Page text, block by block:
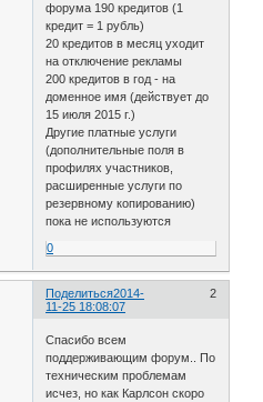
форума 190 кредитов (1
кредит = 1 рубль)
20 кредитов в месяц уходит
на отключение рекламы
200 кредитов в год - на
доменное имя (действует до
15 июля 2015 г.)
Другие платные услуги
(дополнительные поля в
профилях участников,
расширенные услуги по
резервному копированию)
пока не используются
0
Поделиться 2
2014-
11-25 18:08:07
Спасибо всем
поддерживающим форум.. По
техническим проблемам
исчез, но как Карлсон скоро